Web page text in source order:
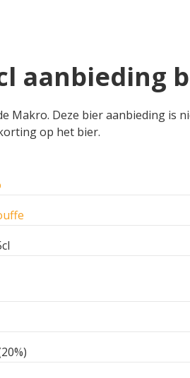
aanbieding
Makro. Deze bier aanbieding is
op het bier.